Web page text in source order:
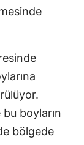
boyların
bölgede